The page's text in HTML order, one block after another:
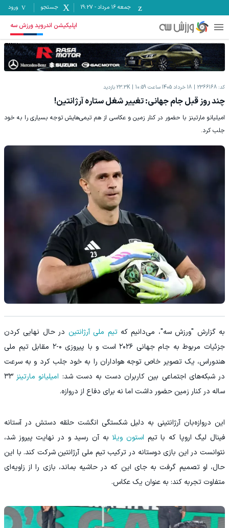
جمعه ۱۶ مرداد -
19:27 جستجو ورود
اپلیکیشن اندروید ورزش سه
کد: 2366168 18 خرداد 1405 ساعت 10:59 23.3K بازدید
چند روز قبل جام جهانی: تغییر شغل ستاره آرژانتین!
امیلیانو مارتینز با حضور در کنار زمین و عکاسی از هم تیمی‌هایش توجه بسیاری را به خود
جلب کرد.
به گزارش "ورزش سه"، می‌دانیم کهتیم ملی آرژانتین در حال نهایی کردن
جزئیات مربوط به جام جهانی ۲۰۲۶ است و با پیروزی ۰-۲ مقابل تیم ملی
هندوراس، یک تصویر خاص توجه هواداران را به خود جلب کرد و به سرعت
در شبکه‌های اجتماعی بین کاربران دست به دست شد: امیلیانو مارتینز ۳۳
ساله در کنار زمین حضور داشت اما نه برای دفاع از دروازه.
این دروازه‌بان آرژانتینی به دلیل شکستگی انگشت حلقه دستش در آستانه
فینال لیگ اروپا که با تیم استون ویلا به آن رسید و در نهایت پیروز شد،
نتوانست در این بازی دوستانه در ترکیب تیم ملی آرژانتین شرکت کند. با این
حال، او تصمیم گرفت به جای این که در حاشیه بماند، بازی را از زاویه‌ای
متفاوت تجربه کند: به عنوان یک عکاس.